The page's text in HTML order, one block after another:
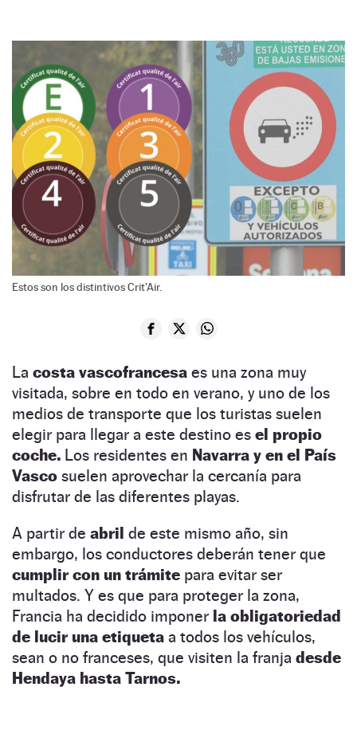
Estos son los distintivos Crit'Air.
La costa vascofrancesa es una zona muy
visitada, sobre en todo en verano, y uno de los
medios de transporte que los turistas suelen
elegir para llegar a este destino es el propio
coche. Los residentes en Navarra y en el País
Vasco suelen aprovechar la cercanía para
disfrutar de las diferentes playas.
A partir de abril de este mismo año, sin
embargo, los conductores deberán tener que
cumplir con un trámite para evitar ser
multados. Y es que para proteger la zona,
Francia ha decidido imponer la obligatoriedad
de lucir una etiqueta a todos los vehículos,
sean o no franceses, que visiten la franja desde
Hendaya hasta Tarnos.